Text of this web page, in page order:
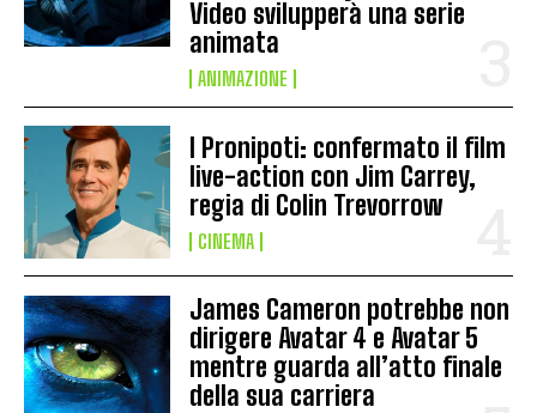
Video svilupperà una serie
animata
ANIMAZIONE
I Pronipoti: confermato il film
live-action con Jim Carrey,
regia di Colin Trevorrow
CINEMA
James Cameron potrebbe non
dirigere Avatar 4 e Avatar 5
mentre guarda all’atto finale
della sua carriera